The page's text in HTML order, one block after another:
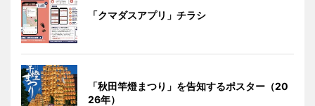
「クマダスアプリ」チラシ
「秋田竿燈まつり」を告知するポスター（20
26年）